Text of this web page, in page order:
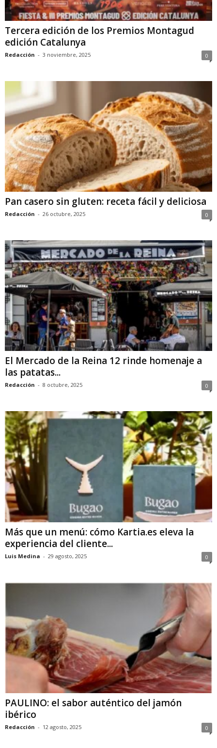
Tercera edición de los Premios Montagud
edición Catalunya
Redacción - 3 noviembre, 2025 0
Pan casero sin gluten: receta fácil y deliciosa
Redacción - 26 octubre, 2025 0
El Mercado de la Reina 12 rinde homenaje a
las patatas...
Redacción - 8 octubre, 2025 0
Más que un menú: cómo Kartia.es eleva la
experiencia del cliente...
Luis Medina - 29 agosto, 2025 0
PAULINO: el sabor auténtico del jamón
ibérico
Redacción - 12 agosto, 2025 0